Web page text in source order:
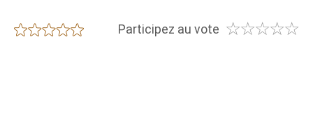
Participez au vote ☆☆☆☆☆
★★★★★